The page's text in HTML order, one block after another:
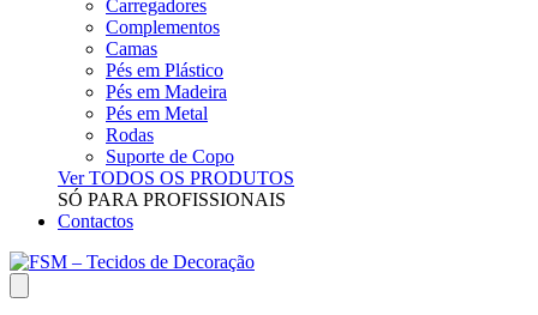
Carregadores
Complementos
Camas
Pés em Plástico
Pés em Madeira
Pés em Metal
Rodas
Suporte de Copo
Ver TODOS OS PRODUTOS
SÓ PARA PROFISSIONAIS
Contactos